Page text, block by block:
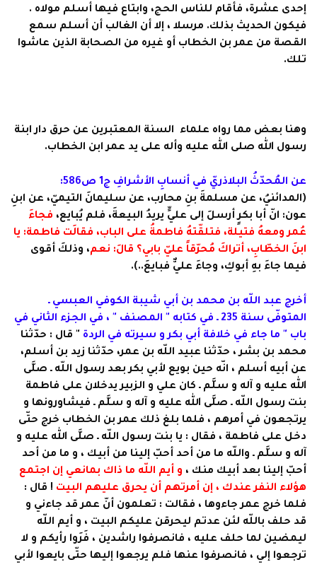
إحدى عشرة، فأقام للناس الحج، وابتاع فيها أسلم مولاه .
فيكون الحديث بذلك. مرسلا ، إلا أن الغالب أن أسلم سمع
القصة من عمر بن الخطاب أو غيره من الصحابة الذين عاشوا
تلك.
وهنا بعض مما رواه علماء السنة المعتبرين عن حرق دار ابنة
رسول الله صلى الله عليه وأله على يد عمر ابن الخطاب.
عن المُحدّثُ البلاذريّ في أنسابِ الأشرافِ ج1 ص586:
(المدائنيُ، عن مسلمةَ بنِ محارب، عن سليمانَ التيميّ، عن ابنِ
عون: انّ أبا بكرٍ أرسلَ إلى عليٍّ يريدُ البيعةَ، فلم يُبايع، فجاءَ
عُمر ومعهُ فتيلة، فتلقّتهُ فاطمةُ على الباب، فقالَت فاطمة: يا
ابنَ الخطّابِ، أتراكَ مُحرّقاً عليّ بابي؟ قالَ: نعم، وذلكَ أقوى
فيما جاءَ بهِ أبوكِ، وجاءَ عليٌّ فبايعَ..).
أخرج عبد اللّه بن محمد بن أبي شيبة الكوفي العبسي ـ
المتوفّى سنة 235 ـ في كتابه " المصنف " ، في الجزء الثاني في
باب " ما جاء في خلافة أبي بكر و سيرته في الردة " قال : حدّثنا
محمد بن بشر ، حدّثنا عبيد اللّه بن عمر، حدّثنا زيد بن أسلم،
عن أبيه أسلم ، انّه حين بويع لأبي بكر بعد رسول اللّه ـ صلَّى
الله عليه و آله و سلَّم ـ كان علي و الزبير يدخلان على فاطمة
بنت رسول اللّه ـ صلَّى الله عليه و آله و سلَّم ـ فيشاورونها و
يرتجعون في أمرهم ، فلما بلغ ذلك عمر بن الخطاب خرج حتّى
دخل على فاطمة ، فقال : يا بنت رسول اللّه ـ صلَّى الله عليه و
آله و سلَّم ـ واللّه ما من أحد أحبّ إلينا من أبيك ، و ما من أحد
أحبّ إلينا بعد أبيك منك ، و أيم اللّه ما ذاك بمانعي إن اجتمع
هؤلاء النفر عندك ، إن أمرتهم أن يحرق عليهم البيت ! قال :
فلما خرج عمر جاءوها ، فقالت : تعلمون أنّ عمر قد جاءني و
قد حلف باللّه لئن عدتم ليحرقن عليكم البيت ، و أيم اللّه
ليمضين لما حلف عليه ، فانصرفوا راشدين ، فَرَوا رأيكم و لا
ترجعوا إلي ، فانصرفوا عنها فلم يرجعوا إليها حتّى بايعوا لأبي